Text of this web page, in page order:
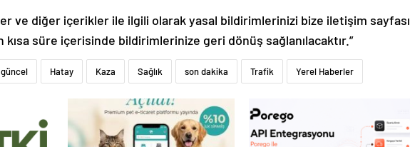
ve diğer içerikler ile ilgili olarak yasal bildirimlerinizi bize iletişim sayfası
süre içerisinde bildirimlerinize geri dönüş sağlanılacaktır.”
güncel Hatay Kaza Sağlık son dakika Trafik Yerel Haberler